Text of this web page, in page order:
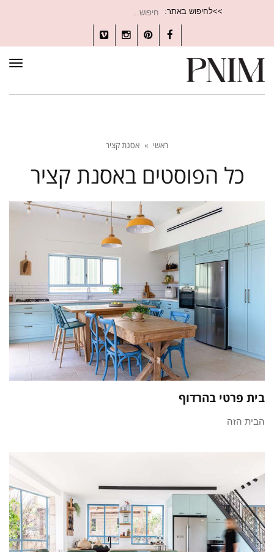
>>לחיפוש באתר:
עבור:
Facebook
Pinterest
Instagram
Vimeo
ראשי » אסנת קציר
כל הפוסטים באסנת קציר
בית פרטי בהרדוף
הבית הזה